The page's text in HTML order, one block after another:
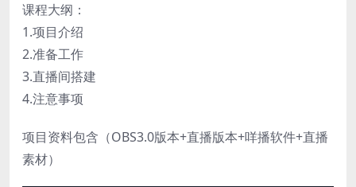
课程大纲：
1.项目介绍
2.准备工作
3.直播间搭建
4.注意事项
项目资料包含（OBS3.0版本+直播版本+咩播软件+直播
素材）